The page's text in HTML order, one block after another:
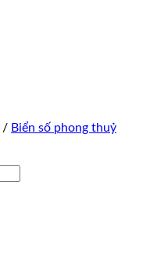
/ Biển số phong thuỷ